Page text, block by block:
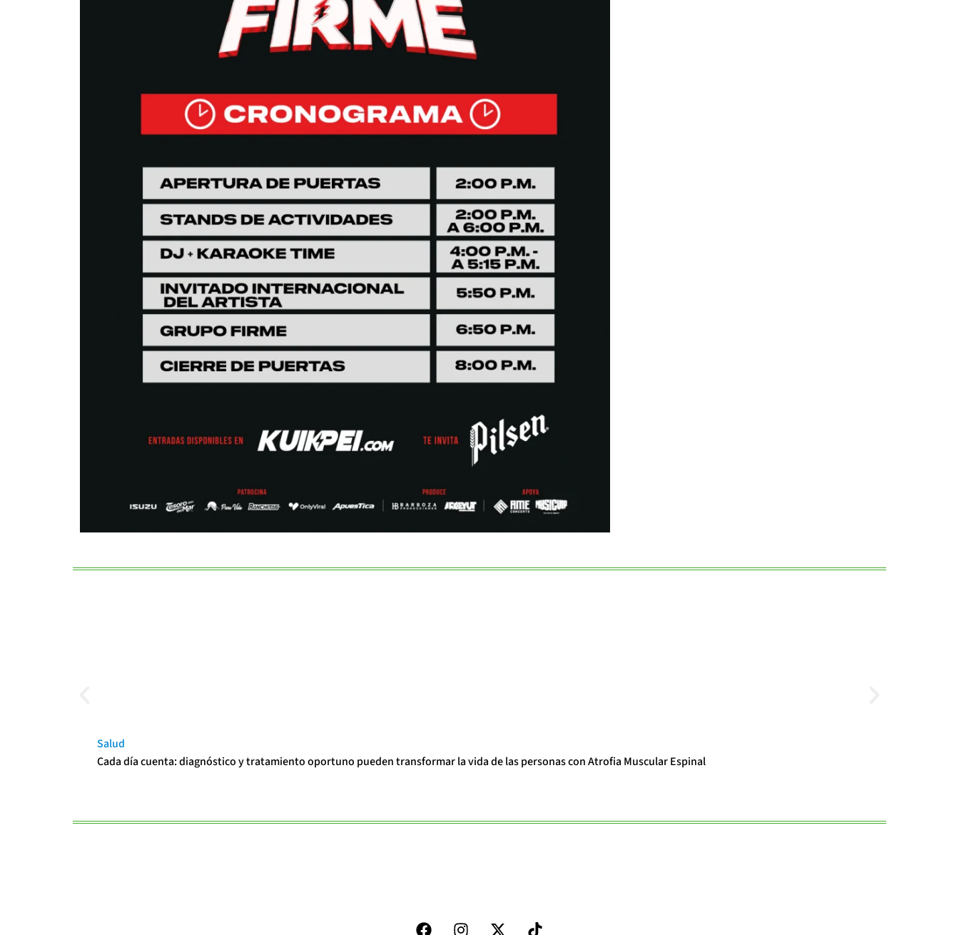
Salud
Cada día cuenta: diagnóstico y tratamiento oportuno pueden transformar la vida de las personas con Atrofia Muscular Espinal